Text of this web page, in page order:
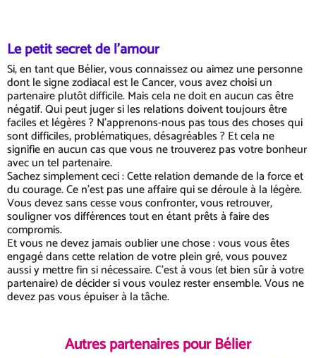
Le petit secret de l'amour
Si, en tant que Bélier, vous connaissez ou aimez une personne
dont le signe zodiacal est le Cancer, vous avez choisi un
partenaire plutôt difficile. Mais cela ne doit en aucun cas être
négatif. Qui peut juger si les relations doivent toujours être
faciles et légères ? N'apprenons-nous pas tous des choses qui
sont difficiles, problématiques, désagréables ? Et cela ne
signifie en aucun cas que vous ne trouverez pas votre bonheur
avec un tel partenaire.
Sachez simplement ceci : Cette relation demande de la force et
du courage. Ce n'est pas une affaire qui se déroule à la légère.
Vous devez sans cesse vous confronter, vous retrouver,
souligner vos différences tout en étant prêts à faire des
compromis.
Et vous ne devez jamais oublier une chose : vous vous êtes
engagé dans cette relation de votre plein gré, vous pouvez
aussi y mettre fin si nécessaire. C'est à vous (et bien sûr à votre
partenaire) de décider si vous voulez rester ensemble. Vous ne
devez pas vous épuiser à la tâche.
Autres partenaires pour Bélier